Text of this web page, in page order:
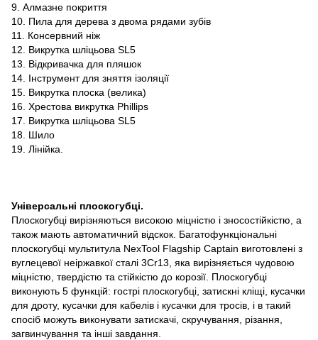
9. Алмазне покриття
10. Пила для дерева з двома рядами зубів
11. Консервний ніж
12. Викрутка шліцьова SL5
13. Відкривачка для пляшок
14. Інструмент для зняття ізоляції
15. Викрутка плоска (велика)
16. Хрестова викрутка Phillips
17. Викрутка шліцьова SL5
18. Шило
19. Лінійка.
Універсальні плоскогубці.
Плоскогубці вирізняються високою міцністю і зносостійкістю, а
також мають автоматичний відскок. Багатофункціональні
плоскогубці мультитула NexTool Flagship Captain виготовлені з
вуглецевої неіржавкої сталі 3Cr13, яка вирізняється чудовою
міцністю, твердістю та стійкістю до корозії. Плоскогубці
виконують 5 функцій: гострі плоскогубці, затискні кліщі, кусачки
для дроту, кусачки для кабелів і кусачки для тросів, і в такий
спосіб можуть виконувати затискачі, скручування, різання,
загвинчування та інші завдання.